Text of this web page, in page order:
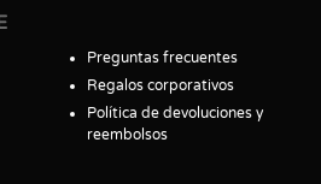
Preguntas frecuentes
Regalos corporativos
Política de devoluciones y
reembolsos